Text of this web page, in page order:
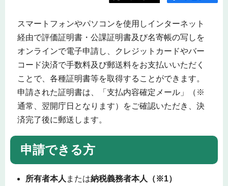
スマートフォンやパソコンを使用しインターネット
経由で評価証明書・公課証明書及び名寄帳の写しを
オンラインで電子申請し、クレジットカードやバー
コード決済で手数料及び郵送料をお支払いいただく
ことで、各種証明書等を取得することができます。
申請された証明書は、「支払内容確定メール」（※
通常、翌開庁日となります）をご確認いただき、決
済完了後に郵送します。
申請できる方
所有者本人 または納税義務者本人（※1）